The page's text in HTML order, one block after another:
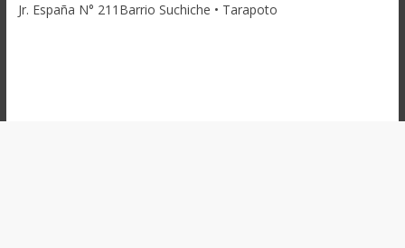
Jr. España N° 211Barrio Suchiche • Tarapoto